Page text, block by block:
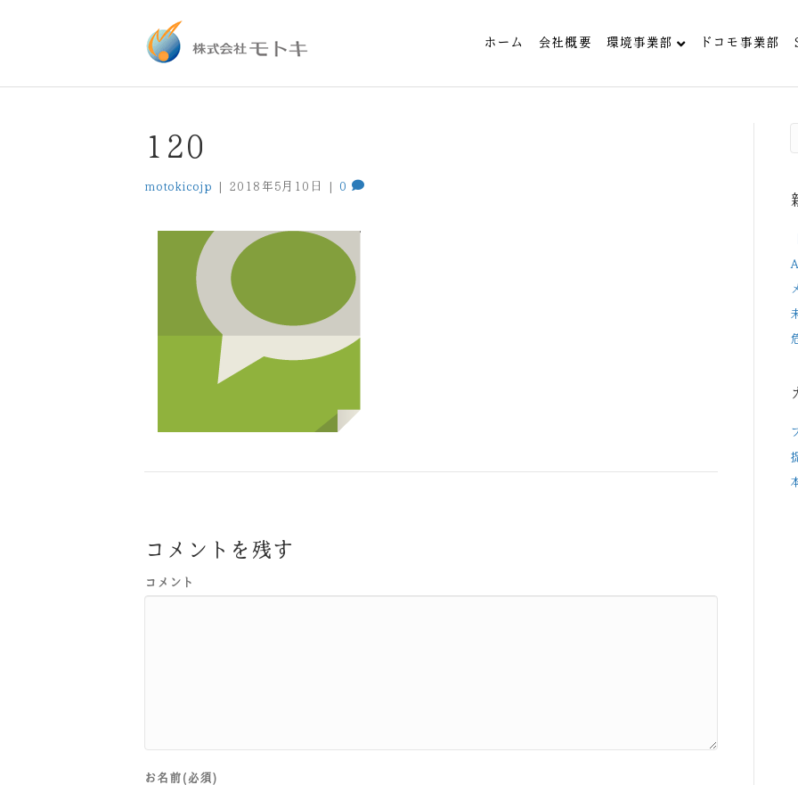
ホーム 会社概要 環境事業部 ドコモ事業部
120
motokicojp | 2018年5月10日 | 0
コメントを残す
コメント
お名前(必須)